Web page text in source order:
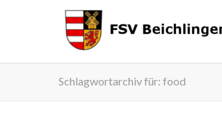
Schlagwortarchiv für: food